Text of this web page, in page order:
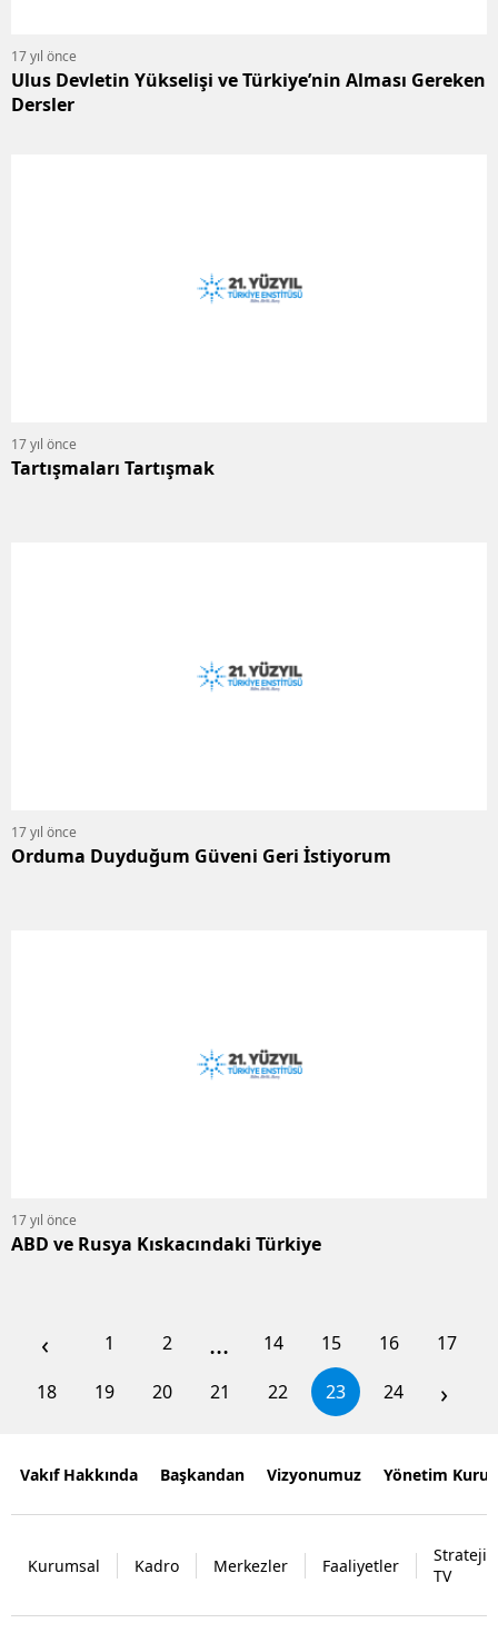
17 yıl önce
Ulus Devletin Yükselişi ve Türkiye’nin Alması Gereken
Dersler
17 yıl önce
Tartışmaları Tartışmak
17 yıl önce
Orduma Duyduğum Güveni Geri İstiyorum
17 yıl önce
ABD ve Rusya Kıskacındaki Türkiye
‹ 1 2 ... 14 15 16
17
18
19 20 21 22 23 24 ›
Vakıf Hakkında Başkandan Vizyonumuz Yönetim
Kurumsal Kadro Merkezler Faaliyetler
Strateji
TV